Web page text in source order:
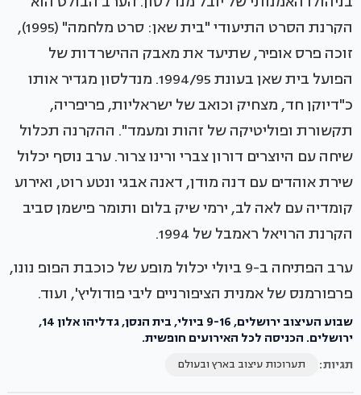
הקרנת הסרט התיעודי "בית שאן: סרט מלחמה" (1995),
זוכה פרס אופיר, שתיעד את מאבק ההישרדות של
הפועל בית שאן בעונת 1994/95. מנדלסון מגדיר אותו
כ"דיוקן חד, מצחיק וכואב של ישראליות, פריפריה,
תקשורת ופוליטיקה של זהות ומעמד". ההקרנה תכלול
שיחה עם היוצרים דורון צברי ורינו צרור. ערב נוסף יכלול
שירת אוהדים עם דנה מודן, דאנה אבגי ונטע רוט, ואירוע
קומדיה עם לאה לב, ירמי שיק בלום ותומר פישמן סביב
הקרנת הרויאל ראמבל של 1994.
ערב הפתיחה ב-9 ביולי יכלול מופע של כוכבת הפופ נונו,
פרפורמנס של אמנית הציפורניים ליבי פודוליץ', ועוד.
שבוע העיצוב ירושלים, 9-16 ביולי, בית הנסן, גדליהו אלון 14,
ירושלים. הכניסה לכל האירועים חופשית.
תגיות:
תערוכות עיצוב בארץ ובעולם